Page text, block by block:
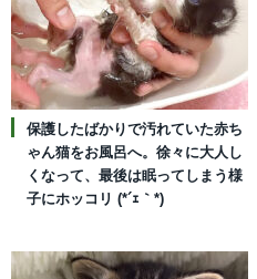
保護したばかりで汚れていた赤ち
ゃん猫をお風呂へ。徐々に大人し
くなって、最後は眠ってしまう様
子にホッコリ (*´ｪ｀*)